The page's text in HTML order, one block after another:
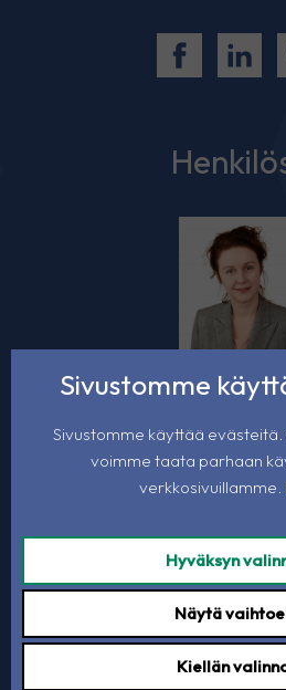
Svetlana
Maisemasuunnittelu,
Maisemasuunnittelu ja
p.050 597
Sivustomme
Sivustomme käyttää
voimme taata parhaan
verkkosivuillamme.
Hyväksyn
Näytä
Kiellän